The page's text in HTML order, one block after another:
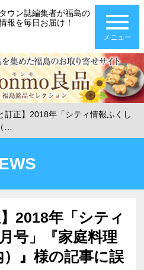
ウン誌編集者が福島の
報を毎日お届け！
メニュー
訂正】2018年「シティ情報ふくし
…
2018年「シティ
号」『家庭料理
』様の記事に誤